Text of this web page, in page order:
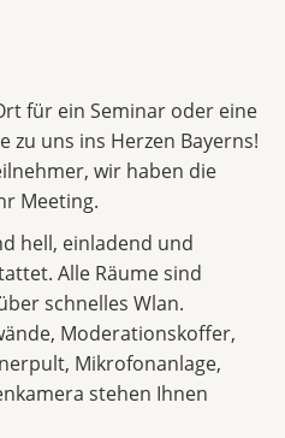
für ein Seminar oder eine
zu uns ins Herzen Bayerns!
wir haben die
Meeting.
hell, einladend und
Alle Räume sind
schnelles Wlan.
Moderationskoffer,
Mikrofonanlage,
stehen Ihnen